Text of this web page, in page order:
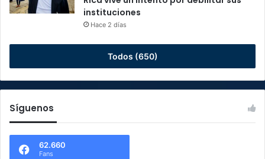
instituciones
Hace 2 días
Todos (650)
Síguenos
62.660
Fans